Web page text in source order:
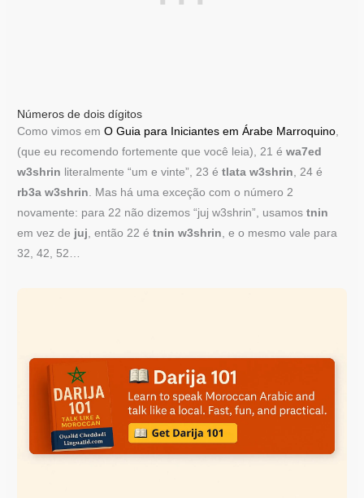
Números de dois dígitos
Como vimos emO Guia para Iniciantes em Árabe Marroquino,
(que eu recomendo fortemente que você leia), 21 éwa7ed
w3shrin literalmente “um e vinte”, 23 étlata w3shrin, 24 é
rb3a w3shrin. Mas há uma exceção com o número 2
novamente: para 22 não dizemos “juj w3shrin”, usamostnin
em vez de juj, então 22 étnin w3shrin, e o mesmo vale para
32, 42, 52…